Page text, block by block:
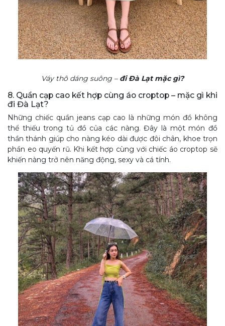
Váy thô dáng suông – đi Đà Lạt mặc gì?
8. Quần cạp cao kết hợp cùng áo croptop – mặc gì khi
đi Đà Lạt?
Những chiếc quần jeans cạp cao là những món đồ không
thể thiếu trong tủ đồ của các nàng. Đây là một món đồ
thần thánh giúp cho nàng kéo dài được đôi chân, khoe trọn
phần eo quyến rũ. Khi kết hợp cùng với chiếc áo croptop sẽ
khiến nàng trở nên năng động, sexy và cá tính.